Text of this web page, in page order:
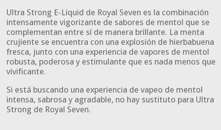
Ultra Strong E-Liquid de Royal Seven es la combinación
intensamente vigorizante de sabores de mentol que se
complementan entre sí de manera brillante. La menta
crujiente se encuentra con una explosión de hierbabuena
fresca, junto con una experiencia de vapores de mentol
robusta, poderosa y estimulante que es nada menos que
vivificante.
Si está buscando una experiencia de vapeo de mentol
intensa, sabrosa y agradable, no hay sustituto para Ultra
Strong de Royal Seven.